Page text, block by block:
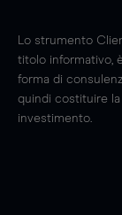
Lo strumento
titolo informativo,
forma di
quindi costituire
investimento.